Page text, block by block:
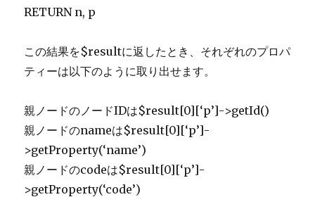
RETURN n, p
この結果を$resultに返したとき、それぞれのプロパ
ティーは以下のように取り出せます。
親ノードのノードIDは$result[0][‘p’]->getId()
親ノードのnameは$result[0][‘p’]-
>getProperty(‘name’)
親ノードのcodeは$result[0][‘p’]-
>getProperty(‘code’)